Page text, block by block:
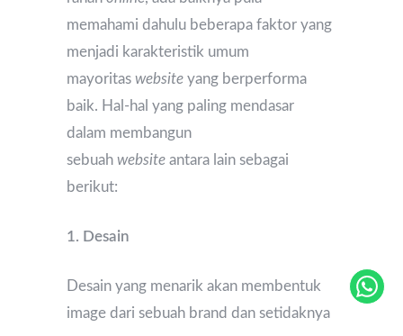
memahami dahulu beberapa faktor yang
menjadi karakteristik umum
mayoritas website yang berperforma
baik. Hal-hal yang paling mendasar
dalam membangun
sebuah website antara lain sebagai
berikut:
1. Desain
Desain yang menarik akan membentuk
image dari sebuah brand dan setidaknya